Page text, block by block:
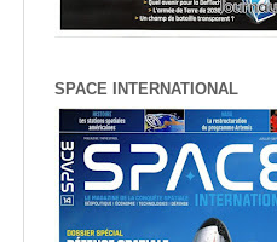
SPACE INTERNATIONAL